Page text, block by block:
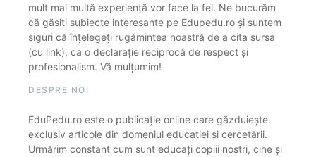
mult mai multă experiență vor face la fel. Ne bucurăm
că găsiți subiecte interesante pe Edupedu.ro și suntem
siguri că înțelegeți rugămintea noastră de a cita sursa
(cu link), ca o declarație reciprocă de respect și
profesionalism. Vă mulțumim!
DESPRE NOI
EduPedu.ro este o publicație online care găzduiește
exclusiv articole din domeniul educației și cercetării.
Urmărim constant cum sunt educați copiii noștri, cine și